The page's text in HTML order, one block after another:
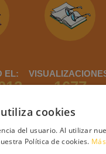
EL:
1677
cookies
del usuario. Al utilizar
Política de cookies.